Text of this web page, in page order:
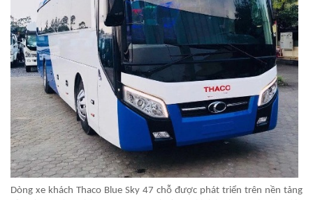
Dòng xe khách Thaco Blue Sky 47 chỗ được phát triển trên nền tảng